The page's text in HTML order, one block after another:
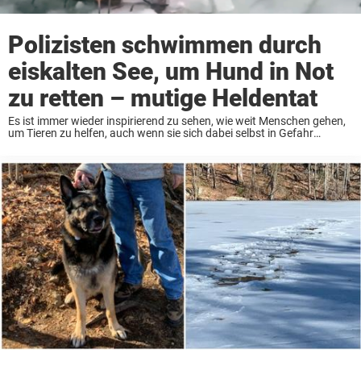
Polizisten schwimmen durch
eiskalten See, um Hund in Not
zu retten – mutige Heldentat
Es ist immer wieder inspirierend zu sehen, wie weit Menschen gehen,
um Tieren zu helfen, auch wenn sie sich dabei selbst in Gefahr